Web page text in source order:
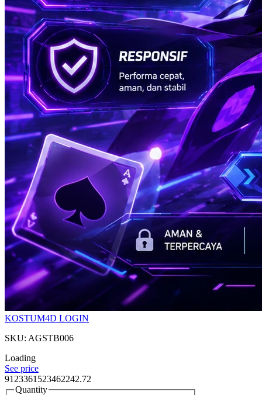
KOSTUM4D LOGIN
SKU: AGSTB006
Loading
See price
9123361523462242.72
Quantity